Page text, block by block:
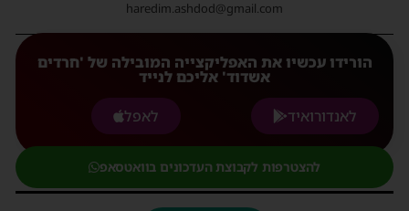
haredim.ashdod@gmail.com
הורידו עכשיו את האפליקצייה המובילה של 'חרדים
אשדוד' אליכם לנייד
לאנדורואיד
לאפל
להצטרפות לקבוצת העדכונים בוואטסאפ